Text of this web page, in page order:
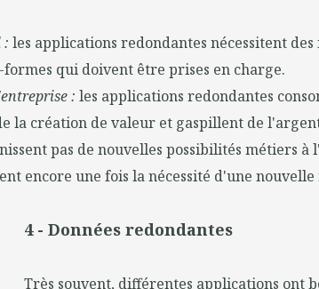
: les applications redondantes nécessitent
qui doivent être prises en charge.
: les applications redondantes
la création de valeur et gaspillent de
pas de nouvelles possibilités métiers
encore une fois la nécessité d'une
4 - Données redondantes
Très souvent, différentes applications ont